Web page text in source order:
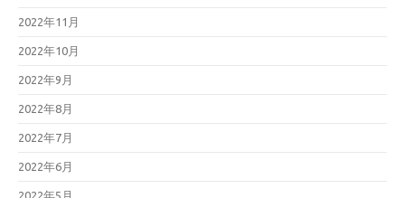
2022年11月
2022年10月
2022年9月
2022年8月
2022年7月
2022年6月
2022年5月